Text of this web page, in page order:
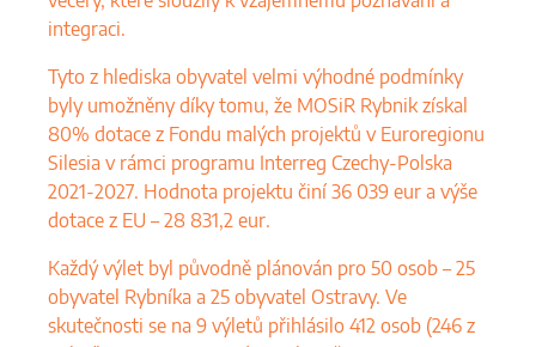
integraci.
Tyto z hlediska obyvatel velmi výhodné podmínky
byly umožněny díky tomu, že MOSiR Rybnik získal
80% dotace z Fondu malých projektů v Euroregionu
Silesia v rámci programu Interreg Czechy-Polska
2021-2027. Hodnota projektu činí 36 039 eur a výše
dotace z EU – 28 831,2 eur.
Každý výlet byl původně plánován pro 50 osob – 25
obyvatel Rybníka a 25 obyvatel Ostravy. Ve
skutečnosti se na 9 výletů přihlásilo 412 osob (246 z